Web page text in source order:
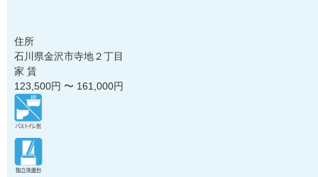
住所
石川県金沢市寺地２丁目
家 賃
123,500円 〜 161,000円